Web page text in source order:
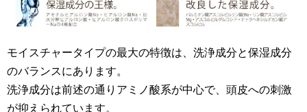
モイスチャータイプの最大の特徴は、洗浄成分と保湿成分
のバランスにあります。
洗浄成分は前述の通りアミノ酸系が中心で、頭皮への刺激
が抑えられています。